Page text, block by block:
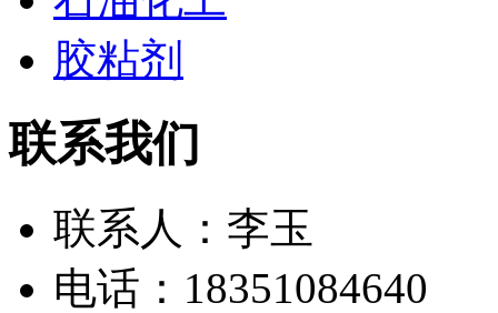
胶粘剂
联系我们
联系人： 李玉
电话： 18351084640